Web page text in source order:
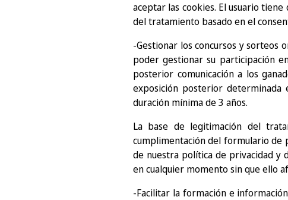
aceptar las cookies. El usuario
del tratamiento basado en el
-Gestionar los concursos y sorteos
poder gestionar su participación
posterior comunicación a los
exposición posterior determinada
duración mínima de 3 años.
La base de legitimación del
cumplimentación del formulario de
de nuestra política de privacidad y
en cualquier momento sin que ello
-Facilitar la formación e